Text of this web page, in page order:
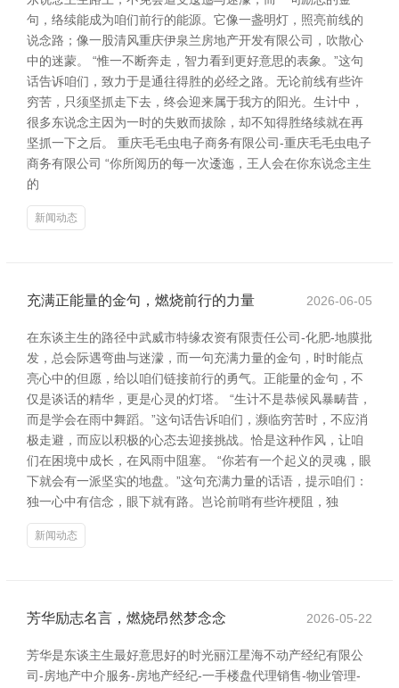
句，络续能成为咱们前行的能源。它像一盏明灯，照亮前线的
说念路；像一股清风重庆伊泉兰房地产开发有限公司，吹散心
中的迷蒙。 “惟一不断奔走，智力看到更好意思的表象。”这句
话告诉咱们，致力于是通往得胜的必经之路。无论前线有些许
穷苦，只须坚抓走下去，终会迎来属于我方的阳光。生计中，
很多东说念主因为一时的失败而拔除，却不知得胜络续就在再
坚抓一下之后。 重庆毛毛虫电子商务有限公司-重庆毛毛虫电子
商务有限公司 “你所阅历的每一次逶迤，王人会在你东说念主生
的
新闻动态
充满正能量的金句，燃烧前行的力量 2026-06-05
在东谈主生的路径中武威市特缘农资有限责任公司-化肥-地膜批
发，总会际遇弯曲与迷濛，而一句充满力量的金句，时时能点
亮心中的但愿，给以咱们链接前行的勇气。正能量的金句，不
仅是谈话的精华，更是心灵的灯塔。 “生计不是恭候风暴畴昔，
而是学会在雨中舞蹈。”这句话告诉咱们，濒临穷苦时，不应消
极走避，而应以积极的心态去迎接挑战。恰是这种作风，让咱
们在困境中成长，在风雨中阻塞。 “你若有一个起义的灵魂，眼
下就会有一派坚实的地盘。”这句充满力量的话语，提示咱们：
独一心中有信念，眼下就有路。岂论前哨有些许梗阻，独
新闻动态
芳华励志名言，燃烧昂然梦念念 2026-05-22
芳华是东谈主生最好意思好的时光丽江星海不动产经纪有限公
司-房地产中介服务-房地产经纪-一手楼盘代理销售-物业管理-